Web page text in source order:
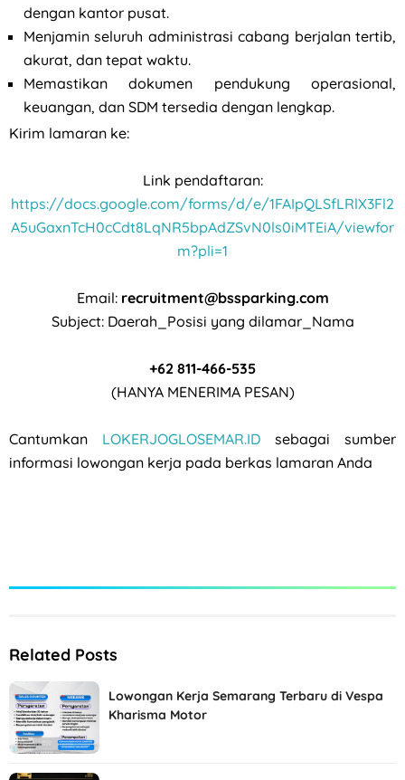
dengan kantor pusat.
Menjamin seluruh administrasi cabang berjalan tertib,
akurat, dan tepat waktu.
Memastikan dokumen pendukung operasional,
keuangan, dan SDM tersedia dengan lengkap.
Kirim lamaran ke:
Link pendaftaran:
https://docs.google.com/forms/d/e/1FAIpQLSfLRlX3Fl2
A5uGaxnTcH0cCdt8LqNR5bpAdZSvN0ls0iMTEiA/viewfor
m?pli=1
Email: recruitment@bssparking.com
Subject: Daerah_Posisi yang dilamar_Nama
+62 811-466-535
(HANYA MENERIMA PESAN)
Cantumkan LOKERJOGLOSEMAR.ID sebagai sumber
informasi lowongan kerja pada berkas lamaran Anda
Related Posts
Lowongan Kerja Semarang Terbaru di Vespa
Kharisma Motor